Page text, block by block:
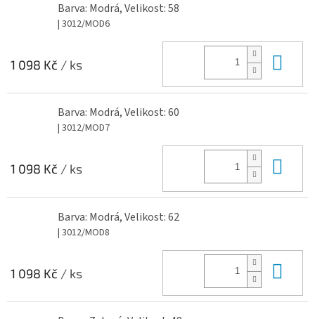
Barva: Modrá, Velikost: 58
| 3012/MOD6
1 098 Kč / ks
Barva: Modrá, Velikost: 60
| 3012/MOD7
1 098 Kč / ks
Barva: Modrá, Velikost: 62
| 3012/MOD8
1 098 Kč / ks